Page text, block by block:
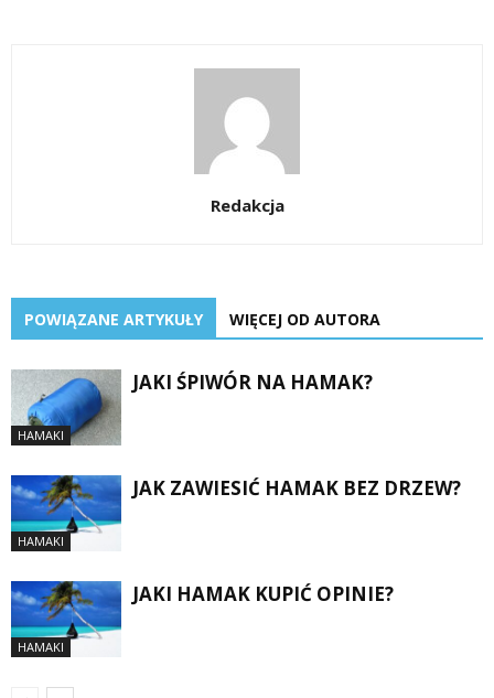
Redakcja
POWIĄZANE ARTYKUŁY WIĘCEJ OD AUTORA
HAMAKI
JAKI ŚPIWÓR NA HAMAK?
HAMAKI
JAK ZAWIESIĆ HAMAK BEZ DRZEW?
HAMAKI
JAKI HAMAK KUPIĆ OPINIE?